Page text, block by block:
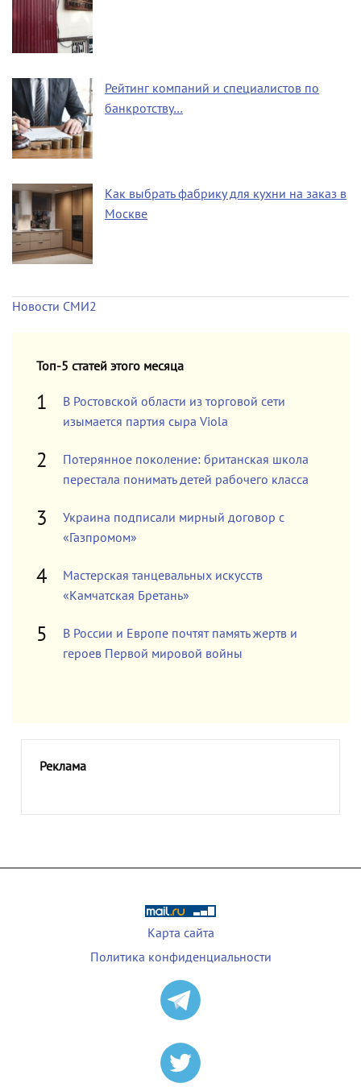
Рейтинг компаний и специалистов по
банкротству…
Как выбрать фабрику для кухни на заказ в
Москве
Новости СМИ2
Топ-5 статей этого месяца
В Ростовской области из торговой сети
изымается партия сыра Viola
Потерянное поколение: британская школа
перестала понимать детей рабочего класса
Украина подписали мирный договор с
«Газпромом»
Мастерская танцевальных искусств
«Камчатская Бретань»
В России и Европе почтят память жертв и
героев Первой мировой войны
Реклама
Карта сайта
Политика конфиденциальности